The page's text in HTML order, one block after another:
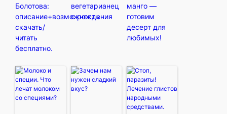
Болотова:
описание+возможность
скачать/
читать
бесплатно.
вегетарианец
с рождения
манго —
готовим
десерт для
любимых!